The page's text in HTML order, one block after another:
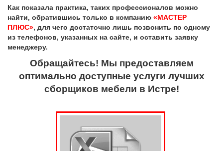
Как показала практика, таких профессионалов можно
найти, обратившись только в компанию «МАСТЕР
ПЛЮС», для чего достаточно лишь позвонить по одному
из телефонов, указанных на сайте, и оставить заявку
менеджеру.
Обращайтесь! Мы предоставляем
оптимально доступные услуги лучших
сборщиков мебели в Истре!